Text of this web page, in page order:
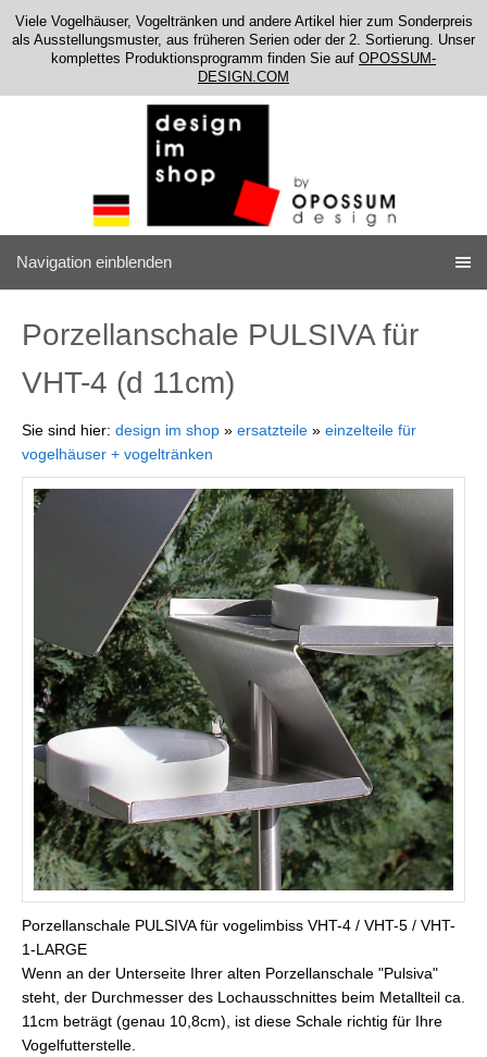
Viele Vogelhäuser, Vogeltränken und andere Artikel hier zum Sonderpreis
als Ausstellungsmuster, aus früheren Serien oder der 2. Sortierung. Unser
komplettes Produktionsprogramm finden Sie auf OPOSSUM-
DESIGN.COM
Navigation einblenden
Porzellanschale PULSIVA für
VHT-4 (d 11cm)
Sie sind hier: design im shop » ersatzteile » einzelteile für
vogelhäuser + vogeltränken
Porzellanschale PULSIVA für vogelimbiss VHT-4 / VHT-5 / VHT-
1-LARGE
Wenn an der Unterseite Ihrer alten Porzellanschale "Pulsiva"
steht, der Durchmesser des Lochausschnittes beim Metallteil ca.
11cm beträgt (genau 10,8cm), ist diese Schale richtig für Ihre
Vogelfutterstelle.